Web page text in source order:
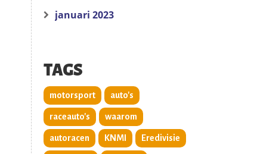
januari 2023
TAGS
motorsport auto's
raceauto's waarom
autoracen KNMI Eredivisie